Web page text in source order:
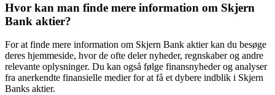
Hvor kan man finde mere information om Skjern
Bank aktier?
For at finde mere information om Skjern Bank aktier kan du besøge
deres hjemmeside, hvor de ofte deler nyheder, regnskaber og andre
relevante oplysninger. Du kan også følge finansnyheder og analyser
fra anerkendte finansielle medier for at få et dybere indblik i Skjern
Banks aktier.